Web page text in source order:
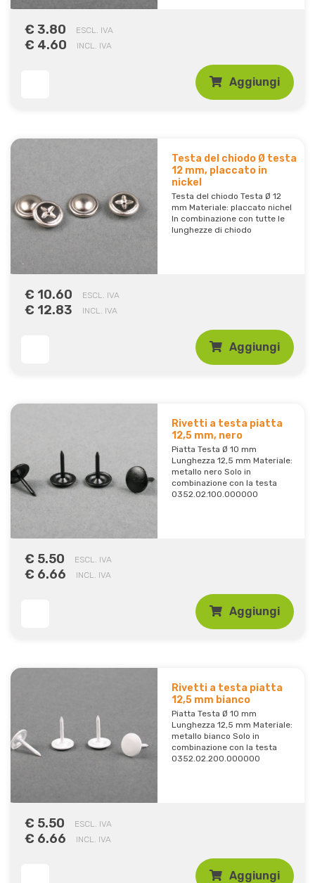
€ 3.80 ESCL. IVA
€ 4.60 INCL. IVA
Aggiungi
Testa del chiodo Ø testa
12 mm, placcato in
nickel
Testa del chiodo Testa Ø 12
mm Materiale: placcato nichel
In combinazione con tutte le
lunghezze di chiodo
€ 10.60 ESCL. IVA
€ 12.83 INCL. IVA
Aggiungi
Rivetti a testa piatta
12,5 mm, nero
Piatta Testa Ø 10 mm
Lunghezza 12,5 mm Materiale:
metallo nero Solo in
combinazione con la testa
0352.02.100.000000
€ 5.50 ESCL. IVA
€ 6.66 INCL. IVA
Aggiungi
Rivetti a testa piatta
12,5 mm bianco
Piatta Testa Ø 10 mm
Lunghezza 12,5 mm Materiale:
metallo bianco Solo in
combinazione con la testa
0352.02.200.000000
€ 5.50 ESCL. IVA
€ 6.66 INCL. IVA
Aggiungi